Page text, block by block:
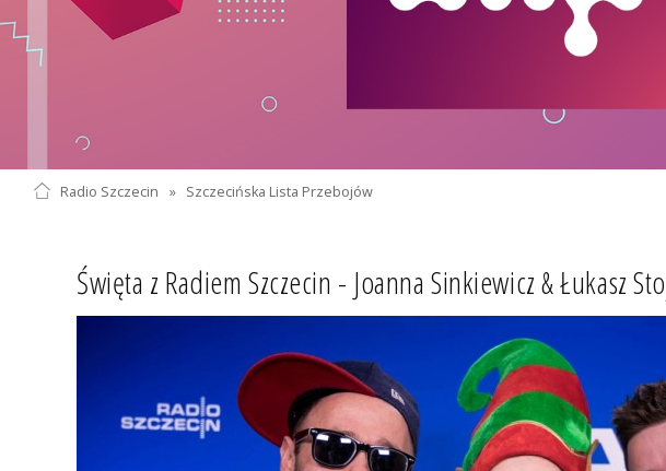
Radio Szczecin » Szczecińska Lista Przebojów
Święta z Radiem Szczecin - Joanna Sinkiewicz & Łukasz